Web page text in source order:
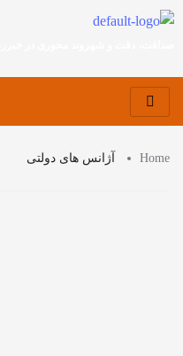
Home آژانس های دولتی